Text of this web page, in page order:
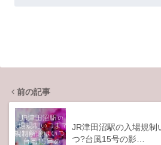
前の記事
JR津田沼駅の入場規制
つ?台風15号の影…